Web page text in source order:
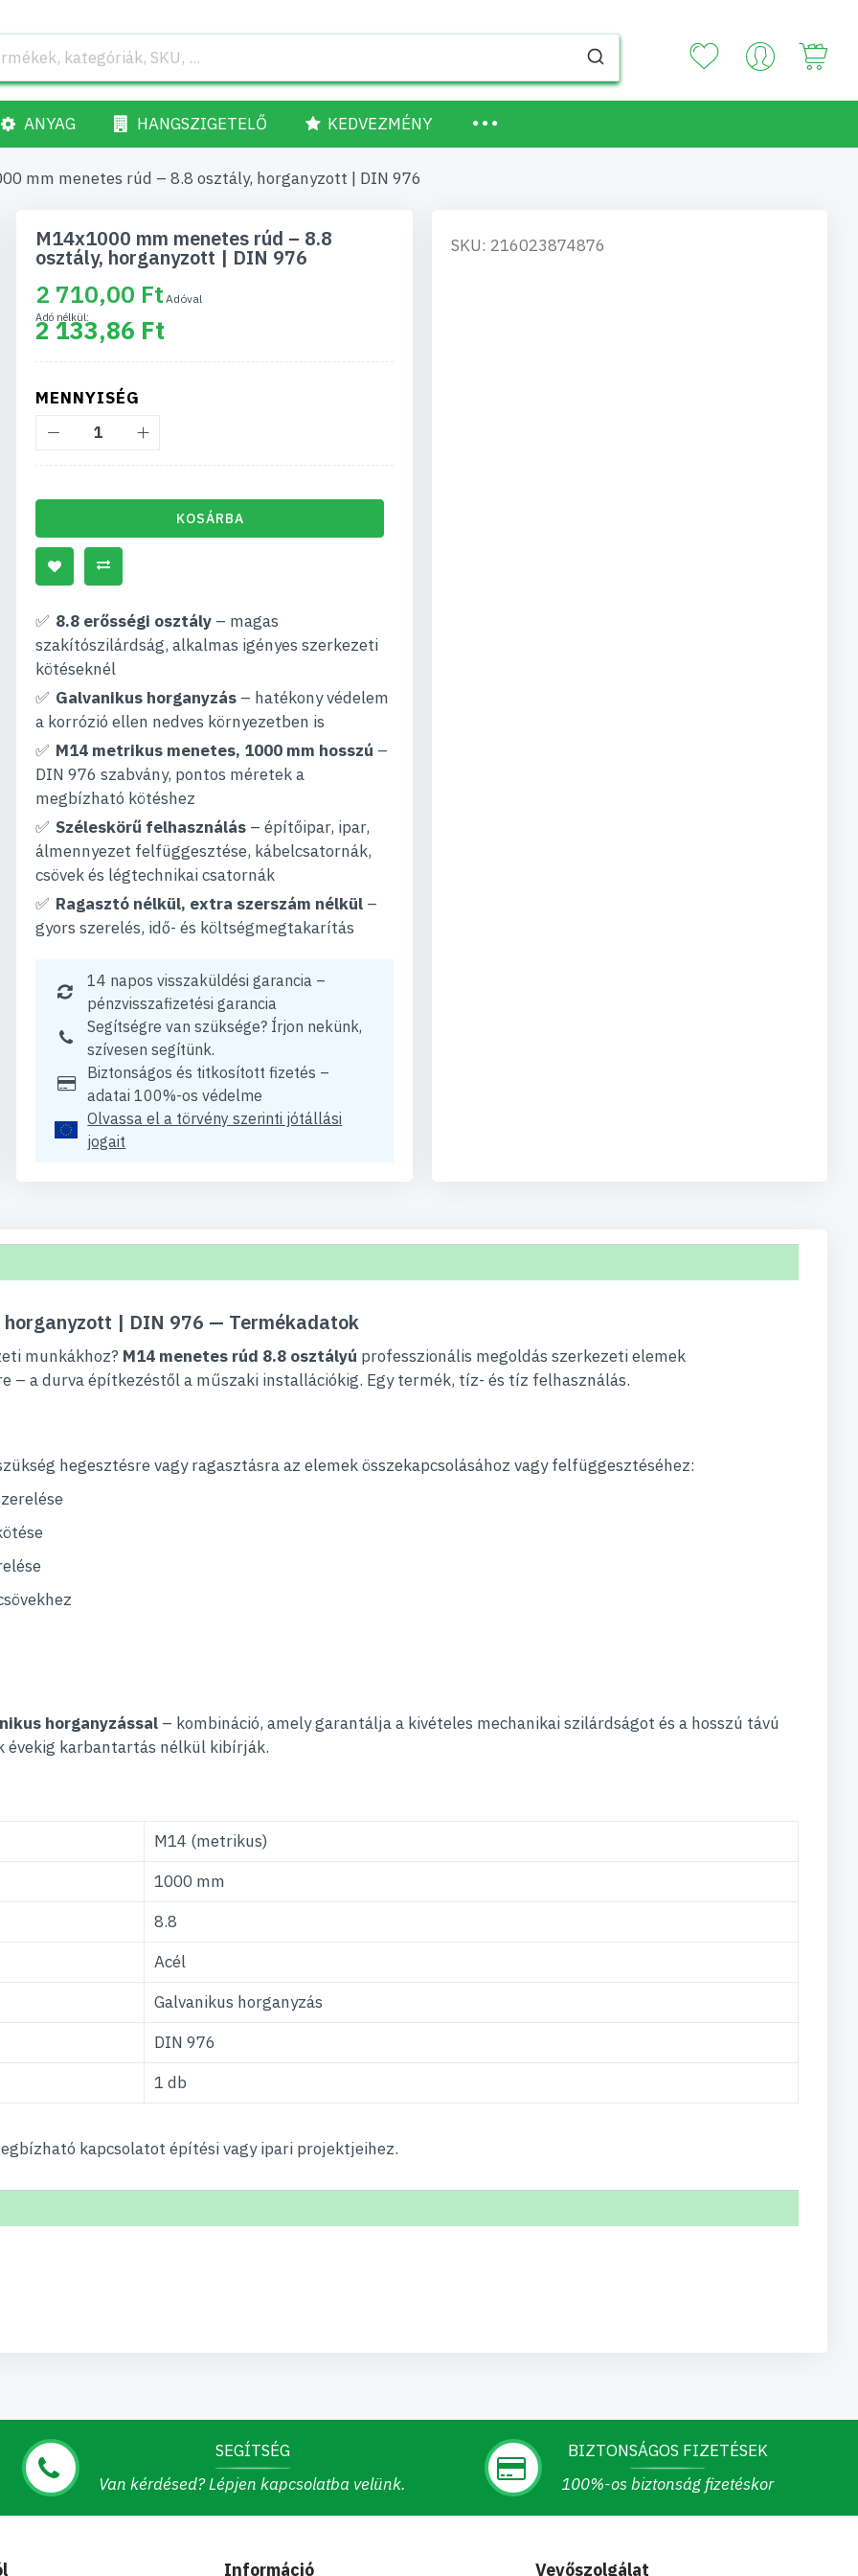
ANYAG HANGSZIGETELŐ KEDVEZMÉNY
mm menetes rúd – 8.8 osztály, horganyzott | DIN 976
M14x1000 mm menetes rúd – 8.8
osztály, horganyzott | DIN 976
2 710,00 Ft
2 133,86 Ft
MENNYISÉG
KOSÁRBA
8.8 erősségi osztály – magas
szakítószilárdság, alkalmas igényes szerkezeti
kötéseknél
Galvanikus horganyzás – hatékony védelem
a korrózió ellen nedves környezetben is
M14 metrikus menetes, 1000 mm hosszú –
DIN 976 szabvány, pontos méretek a
megbízható kötéshez
Széleskörű felhasználás – építőipar, ipar,
álmennyezet felfüggesztése, kábelcsatornák,
csövek és légtechnikai csatornák
Ragasztó nélkül, extra szerszám nélkül –
gyors szerelés, idő- és költségmegtakarítás
14 napos visszaküldési garancia –
pénzvisszafizetési garancia
Segítségre van szüksége? Írjon nekünk,
szívesen segítünk.
Biztonságos és titkosított fizetés –
adatai 100%-os védelme
Olvassa el a törvény szerinti jótállási
jogait
SKU: 216023874876
| DIN 976 — Termékadatok
munkákhoz? M14 menetes rúd 8.8 osztályú professzionális megoldás szerkezeti elemek
– a durva építkezéstől a műszaki installációkig. Egy termék, tíz- és tíz felhasználás.
hegesztésre vagy ragasztásra az elemek összekapcsolásához vagy felfüggesztéséhez:
horganyzással – kombináció, amely garantálja a kivételes mechanikai szilárdságot és a hosszú távú
évekig karbantartás nélkül kibírják.
M14 (metrikus)
1000 mm
8.8
Acél
Galvanikus horganyzás
DIN 976
1 db
kapcsolatot építési vagy ipari projektjeihez.
SEGÍTSÉG
Van kérdésed? Lépjen kapcsolatba velünk.
BIZTONSÁGOS FIZETÉSEK
100%-os biztonság fizetéskor
Információ Vevőszolgálat